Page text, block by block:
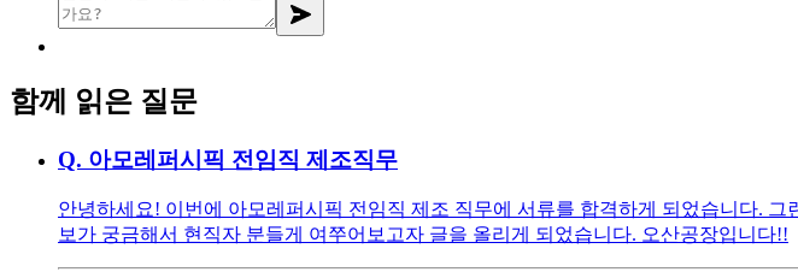
함께 읽은 질문
Q. 아모레퍼시픽 전임직 제조직무
안녕하세요! 이번에 아모레퍼시픽 전임직 제조 직무에 서류를 합격하게 되었습니다.
보가 궁금해서 현직자 분들게 여쭈어보고자 글을 올리게 되었습니다. 오산공장입니다!!